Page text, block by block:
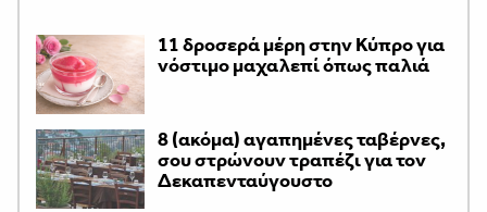
11 δροσερά μέρη στην Κύπρο για
νόστιμο μαχαλεπί όπως παλιά
8 (ακόμα) αγαπημένες ταβέρνες,
σου στρώνουν τραπέζι για τον
Δεκαπενταύγουστο